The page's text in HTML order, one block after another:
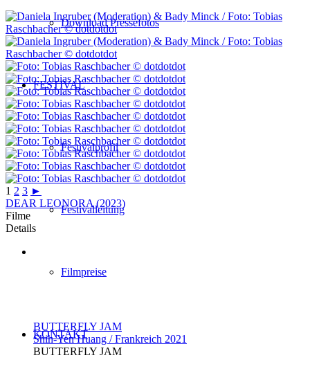
Download Pressefotos
FESTIVAL
Festivalprofil
Festivalleitung
Filmpreise
KONTAKT
1 2 3 ►
DEAR LEONORA (2023)
Filme
Details
BUTTERFLY JAM
Shih-Yen Huang / Frankreich 2021
BUTTERFLY JAM